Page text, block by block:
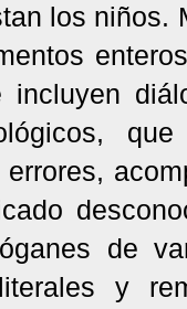
los niños.
incluyen
de
y